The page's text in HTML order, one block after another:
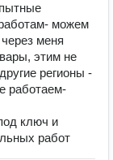
можем
меня
этим не
регионы -
работаем-
ключ и
работ